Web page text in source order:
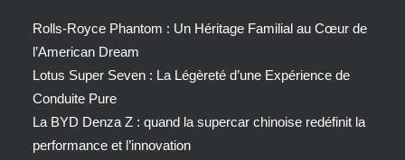
Rolls-Royce Phantom : Un Héritage Familial au Cœur de
l’American Dream
Lotus Super Seven : La Légèreté d’une Expérience de
Conduite Pure
La BYD Denza Z : quand la supercar chinoise redéfinit la
performance et l’innovation